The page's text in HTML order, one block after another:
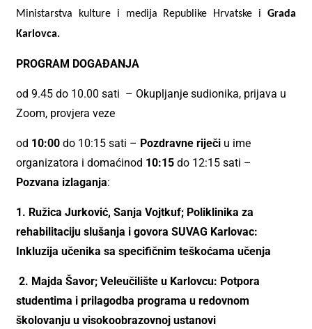
Ministarstva kulture i medija Republike Hrvatske i
Grada
Karlovca.
PROGRAM DOGAĐANJA
od 9.45 do 10.00 sati – Okupljanje sudionika, prijava u
Zoom, provjera veze
od 10:00 do 10:15 sati – Pozdravne riječi u ime
organizatora i domaćinod 10:15 do 12:15 sati –
Pozvana izlaganja:
1. Ružica Jurković, Sanja Vojtkuf; Poliklinika za
rehabilitaciju slušanja i govora SUVAG Karlovac:
Inkluzija učenika sa specifičnim teškoćama učenja
2. Majda Šavor; Veleučilište u Karlovcu: Potpora
studentima i prilagodba programa u redovnom
školovanju u visokoobrazovnoj ustanovi